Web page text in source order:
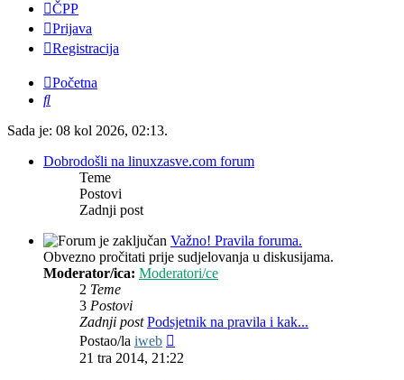
ČPP
Prijava
Registracija
Početna
Pretražnik
Sada je: 08 kol 2026, 02:13.
Dobrodošli na linuxzasve.com forum
Teme
Postovi
Zadnji post
Važno! Pravila foruma.
Obvezno pročitati prije sudjelovanja u diskusijama.
Moderator/ica: Moderatori/ce
2 Teme
3 Postovi
Zadnji post Podsjetnik na pravila i kak...
Postao/la iweb
post
21 tra 2014, 21:22